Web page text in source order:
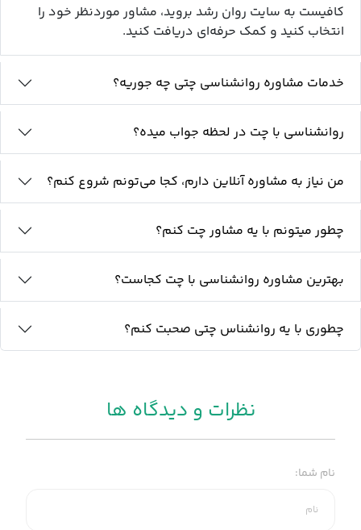
کافیست به سایت روان رشد بروید، مشاور موردنظر خود را
انتخاب کنید و کمک حرفه‌ای دریافت کنید.
خدمات مشاوره روانشناسی چتی چه جوریه؟
روانشناسی با چت در لحظه جواب میده؟
من نیاز به مشاوره آنلاین دارم، کجا می‌تونم شروع کنم؟
چطور میتونم با یه مشاور چت کنم؟
بهترین مشاوره روانشناسی با چت کجاست؟
چطوری با یه روانشناس چتی صحبت کنم؟
نظرات و دیدگاه ها
نام شما: